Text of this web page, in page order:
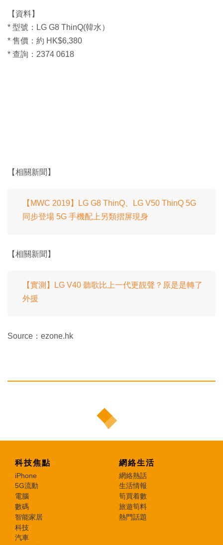
【資料】
* 型號：LG G8 ThinQ(韓水）
* 售價：約 HK$6,380
* 查詢：2374 0618
【相關新聞】
【MWC 2019】LG G8 ThinQ、LG V50 ThinQ 5G
同步登場 5G 手機配上另類摺屏現身
【相關新聞】
【實測】LG V40 聽歌比上一代更靚聲？原是是轉了
外援
Source：ezone.hk
科技焦點
iPhone
5G流動
電腦
數碼
智能家居
科技
汽車
網絡生活
網絡熱話
生活情報
筍買着數
旅遊筍料
熱門話題